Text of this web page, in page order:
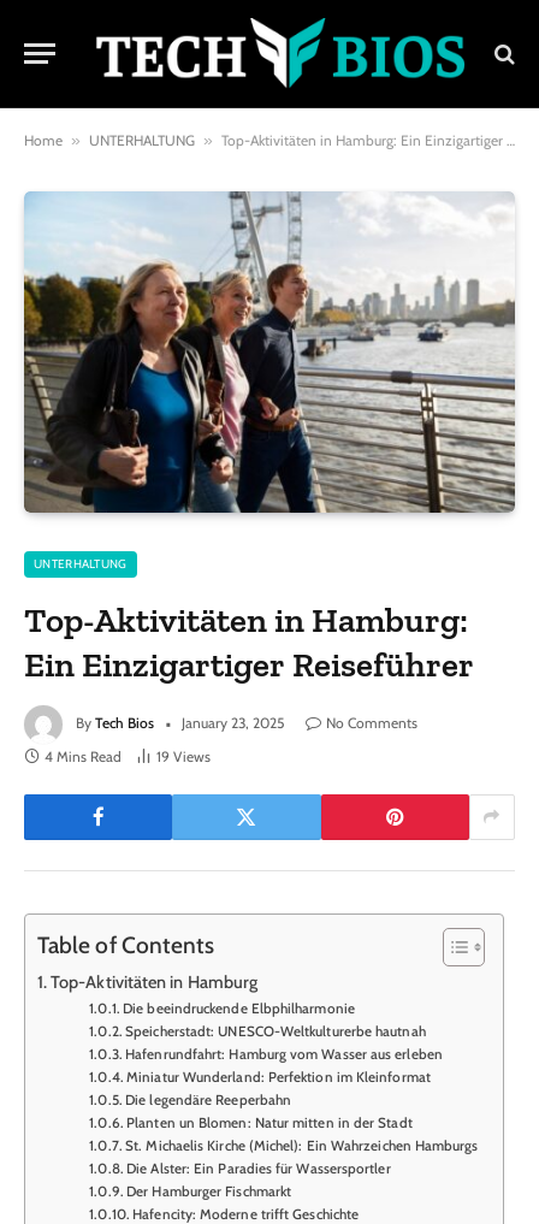
Home » UNTERHALTUNG » Top-Aktivitäten in Hamburg: Ein Einzigartiger Reiseführer
UNTERHALTUNG
Top-Aktivitäten in Hamburg:
Ein Einzigartiger Reiseführer
By Tech Bios January 23, 2025
No Comments
4 Mins Read
19 Views
Table of Contents
Top-Aktivitäten in Hamburg
Die beeindruckende Elbphilharmonie
Speicherstadt: UNESCO-Weltkulturerbe hautnah
Hafenrundfahrt: Hamburg vom Wasser aus erleben
Miniatur Wunderland: Perfektion im Kleinformat
Die legendäre Reeperbahn
Planten un Blomen: Natur mitten in der Stadt
St. Michaelis Kirche (Michel): Ein Wahrzeichen Hamburgs
Die Alster: Ein Paradies für Wassersportler
Der Hamburger Fischmarkt
Hafencity: Moderne trifft Geschichte